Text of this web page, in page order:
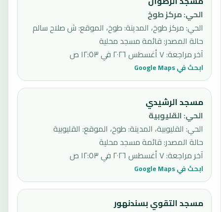
الحي:مركز طوخ
الحي: مركز طوخ، المدينة: طوخ، الموقع: ش صلاح سالم
حالة المصدر:قائمة مسجد محلية
آخر مراجعة:٧ أغسطس ٢٠٢٦ في ١٢:٥٣ ص
ابحث في Google Maps
مسجد الرشيدي
الحي:القليوبية
الحي: القليوبية، المدينة: طوخ، الموقع: القليوبية
حالة المصدر:قائمة مسجد محلية
آخر مراجعة:٧ أغسطس ٢٠٢٦ في ١٢:٥٣ ص
ابحث في Google Maps
مسجد التقوي بسندنهور